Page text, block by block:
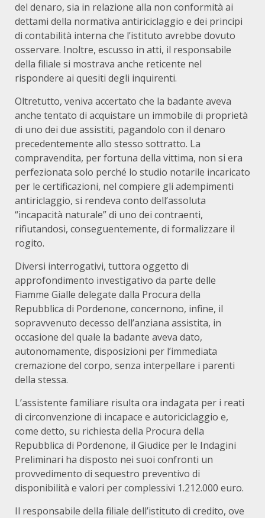
del denaro, sia in relazione alla non conformità ai
dettami della normativa antiriciclaggio e dei principi
di contabilità interna che l’istituto avrebbe dovuto
osservare. Inoltre, escusso in atti, il responsabile
della filiale si mostrava anche reticente nel
rispondere ai quesiti degli inquirenti.
Oltretutto, veniva accertato che la badante aveva
anche tentato di acquistare un immobile di proprietà
di uno dei due assistiti, pagandolo con il denaro
precedentemente allo stesso sottratto. La
compravendita, per fortuna della vittima, non si era
perfezionata solo perché lo studio notarile incaricato
per le certificazioni, nel compiere gli adempimenti
antiriclaggio, si rendeva conto dell’assoluta
“incapacità naturale” di uno dei contraenti,
rifiutandosi, conseguentemente, di formalizzare il
rogito.
Diversi interrogativi, tuttora oggetto di
approfondimento investigativo da parte delle
Fiamme Gialle delegate dalla Procura della
Repubblica di Pordenone, concernono, infine, il
sopravvenuto decesso dell’anziana assistita, in
occasione del quale la badante aveva dato,
autonomamente, disposizioni per l’immediata
cremazione del corpo, senza interpellare i parenti
della stessa.
L’assistente familiare risulta ora indagata per i reati
di circonvenzione di incapace e autoriciclaggio e,
come detto, su richiesta della Procura della
Repubblica di Pordenone, il Giudice per le Indagini
Preliminari ha disposto nei suoi confronti un
provvedimento di sequestro preventivo di
disponibilità e valori per complessivi 1.212.000 euro.
Il responsabile della filiale dell’istituto di credito, ove